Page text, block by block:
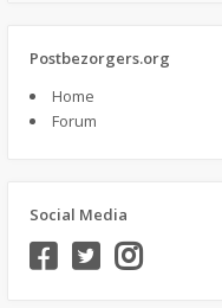
Postbezorgers.org
Home
Forum
Social Media